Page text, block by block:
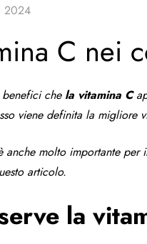
C nei
benefici che la vitamina C
viene definita la migliore
anche molto importante per
articolo.
la